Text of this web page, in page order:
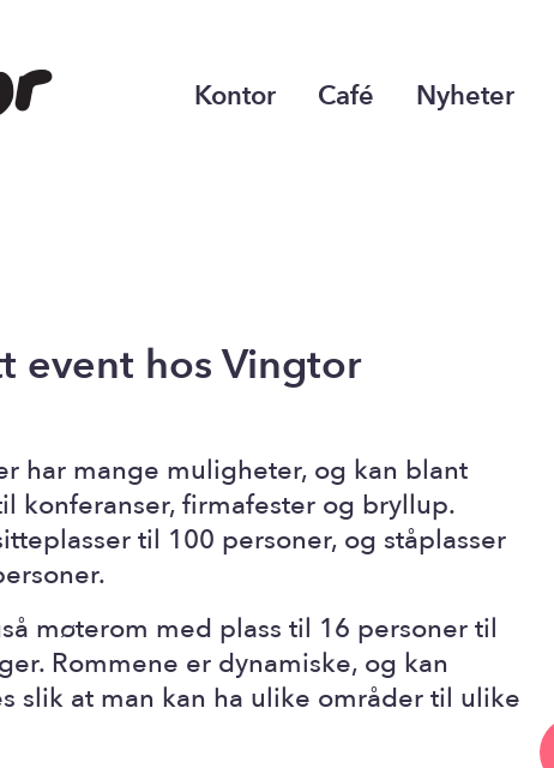
Kontor Café Nyheter
event hos Vingtor
har mange muligheter, og kan blant
konferanser, firmafester og bryllup.
til 100 personer, og ståplasser
møterom med plass til 16 personer til
Rommene er dynamiske, og kan
slik at man kan ha ulike områder til ulike